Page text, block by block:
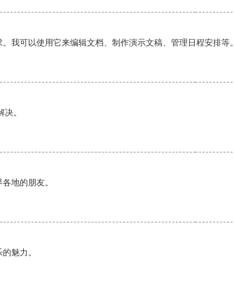
我可以使用它来编辑文档、制作演示文稿、管理日程安排等。
。
地的朋友。
魅力。